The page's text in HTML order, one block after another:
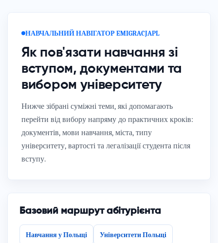
НАВЧАЛЬНИЙ НАВІГАТОР EMIGRACJAPL
Як пов'язати навчання зі
вступом, документами та
вибором університету
Нижче зібрані суміжні теми, які допомагають
перейти від вибору напряму до практичних кроків:
документів, мови навчання, міста, типу
університету, вартості та легалізації студента після
вступу.
Базовий маршрут абітурієнта
Навчання у Польщі Університети Польщі